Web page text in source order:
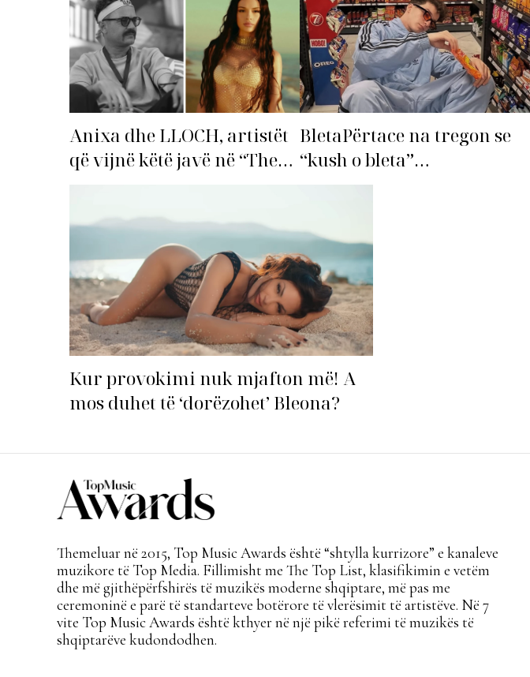
Anixa dhe LLOCH, artistët
që vijnë këtë javë në “The
BletaPërtace na tregon se
“kush o bleta”…
Kur provokimi nuk mjafton më! A
mos duhet të ‘dorëzohet’ Bleona?
Themeluar në 2015, Top Music Awards është “shtylla kurrizore” e kanaleve
muzikore të Top Media. Fillimisht me The Top List, klasifikimin e vetëm
dhe më gjithëpërfshirës të muzikës moderne shqiptare, më pas me
ceremoninë e parë të standarteve botërore të vlerësimit të artistëve. Në 7
vite Top Music Awards është kthyer në një pikë referimi të muzikës të
shqiptarëve kudondodhen.